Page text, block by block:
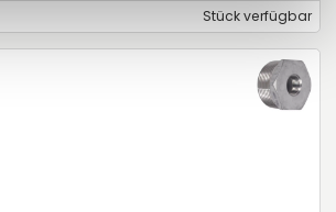
Stück verfügbar